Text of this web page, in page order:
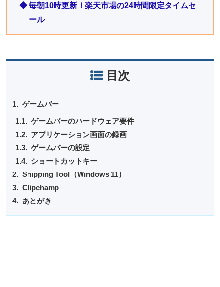
◆ 毎朝10時更新！楽天市場の24時間限定タイムセ
ール
目次
ゲームバー
ゲームバーのハードウェア要件
アプリケーション画面の録画
ゲームバーの設定
ショートカットキー
Snipping Tool（Windows 11）
Clipchamp
あとがき